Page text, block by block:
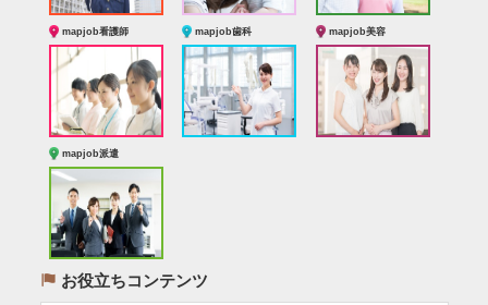
mapjob看護師 mapjob歯科 mapjob美容
mapjob派遣
( お役立ちコンテンツ